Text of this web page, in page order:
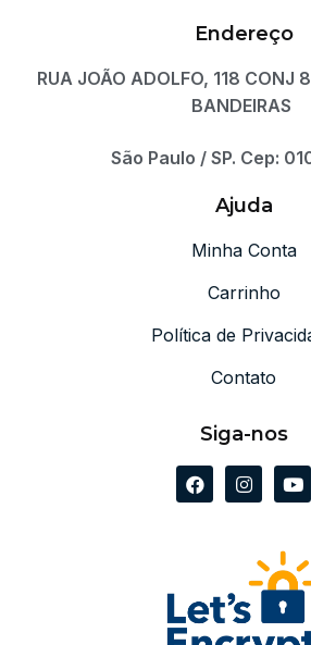
Endereço
RUA JOÃO ADOLFO, 118 CONJ
BANDEIRAS
São Paulo / SP. Cep:
Ajuda
Minha Conta
Carrinho
Política de
Contato
Siga-nos